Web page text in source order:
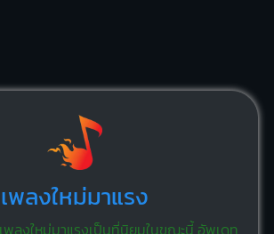
เพลงใหม่มาแรง
พลงใหม่มาแรงเป็นที่นิยมในขณะนี้ อัพเดท